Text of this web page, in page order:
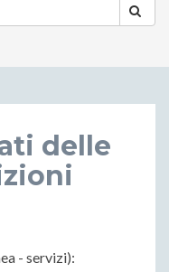
delle
- servizi):